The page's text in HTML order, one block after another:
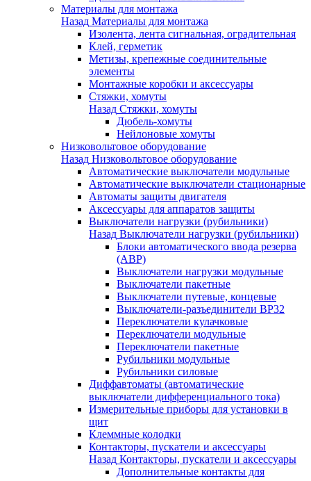
Материалы для монтажа
Назад Материалы для монтажа
Изолента, лента сигнальная, оградительная
Клей, герметик
Метизы, крепежные соединительные
элементы
Монтажные коробки и аксессуары
Стяжки, хомуты
Назад Стяжки, хомуты
Дюбель-хомуты
Нейлоновые хомуты
Низковольтовое оборудование
Назад Низковольтовое оборудование
Автоматические выключатели модульные
Автоматические выключатели стационарные
Автоматы защиты двигателя
Аксессуары для аппаратов защиты
Выключатели нагрузки (рубильники)
Назад Выключатели нагрузки (рубильники)
Блоки автоматического ввода резерва
(АВР)
Выключатели нагрузки модульные
Выключатели пакетные
Выключатели путевые, концевые
Выключатели-разъединители ВР32
Переключатели кулачковые
Переключатели модульные
Переключатели пакетные
Рубильники модульные
Рубильники силовые
Диффавтоматы (автоматические
выключатели дифференциального тока)
Измерительные приборы для установки в
щит
Клеммные колодки
Контакторы, пускатели и аксессуары
Назад Контакторы, пускатели и аксессуары
Дополнительные контакты для